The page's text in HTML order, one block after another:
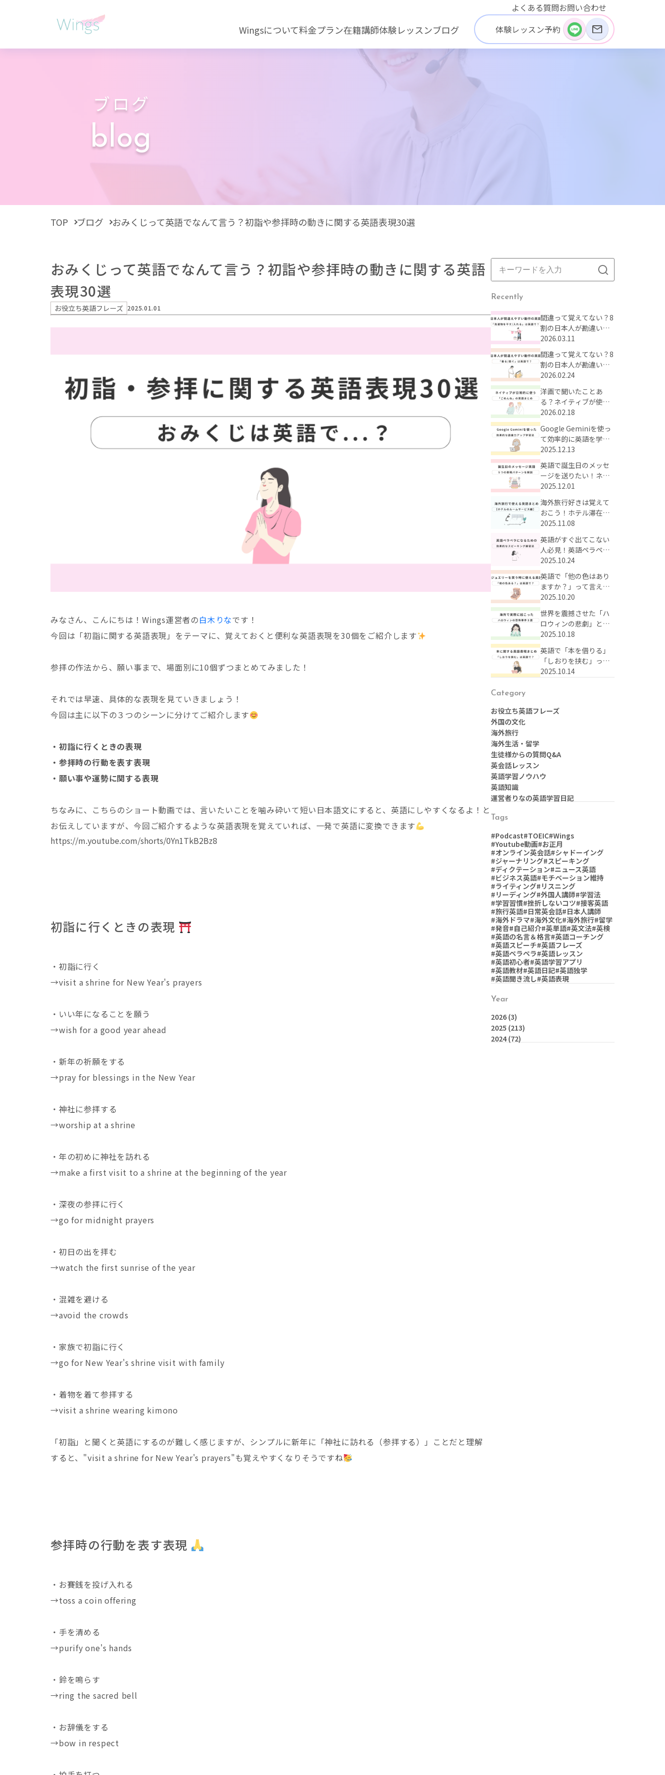
よくある質問お問い合わせ
Wingsについて料金プラン在籍講師体験レッスンブログ 体験レッスン予約
ブログ
blog
TOP ブログ おみくじって英語でなんて言う？初詣や参拝時の動きに関する英語表現30選
おみくじって英語でなんて言う？初詣や参拝時の動きに関する英語
表現30選
お役立ち英語フレーズ 2025.01.01
みなさん、こんにちは！Wings運営者の白木りなです！
今回は「初詣に関する英語表現」をテーマに、覚えておくと便利な英語表現を30個をご紹介します
参拝の作法から、願い事まで、場面別に10個ずつまとめてみました！
それでは早速、具体的な表現を見ていきましょう！
今回は主に以下の３つのシーンに分けてご紹介します
・初詣に行くときの表現
・参拝時の行動を表す表現
・願い事や運勢に関する表現
ちなみに、こちらのショート動画では、言いたいことを噛み砕いて短い日本語文にすると、英語にしやすくなるよ！と
お伝えしていますが、今回ご紹介するような英語表現を覚えていれば、一発で英語に変換できます
https://m.youtube.com/shorts/0Yn1TkB2Bz8
初詣に行くときの表現
・初詣に行く
→visit a shrine for New Year's prayers
・いい年になることを願う
→wish for a good year ahead
・新年の祈願をする
→pray for blessings in the New Year
・神社に参拝する
→worship at a shrine
・年の初めに神社を訪れる
→make a first visit to a shrine at the beginning of the year
・深夜の参拝に行く
→go for midnight prayers
・初日の出を拝む
→watch the first sunrise of the year
・混雑を避ける
→avoid the crowds
・家族で初詣に行く
→go for New Year's shrine visit with family
・着物を着て参拝する
→visit a shrine wearing kimono
「初詣」と聞くと英語にするのが難しく感じますが、シンプルに新年に「神社に訪れる（参拝する）」ことだと理解
すると、"visit a shrine for New Year's prayers"も覚えやすくなりそうですね
参拝時の行動を表す表現
・お賽銭を投げ入れる
→toss a coin offering
・手を清める
→purify one's hands
・鈴を鳴らす
→ring the sacred bell
・お辞儀をする
→bow in respect
Recently
間違って覚えてない？8
割の日本人が勘違いし
がちな動作の英語表現
2026.03.11
間違って覚えてない？8
割の日本人が勘違いし
がちな動作の英語表現
2026.02.24
洋画で聞いたことあ
る？ネイティブが使う
「ごめんね」の英語表
2026.02.18
Google Geminiを使っ
て効率的に英語を学ぼ
う！時短で英単語が身
とは？
2025.12.13
英語で誕生日のメッセ
ージを送りたい！ネイ
ティブも使うかっこい
てご紹介
2025.12.01
海外旅行好きは覚えて
おこう！ホテル滞在中
のルームサービスに使
2025.11.08
英語がすぐ出てこない
人必見！英語ペラペラ
に近づくための効果的
2025.10.24
英語で「他の色はあり
ますか？」って言え
る？海外のジュエリー
フレーズまとめ
2025.10.20
世界を震撼させた「ハ
ロウィンの悲劇」と
は？海外で実際にあっ
2025.10.18
英語で「本を借りる」
「しおりを挟む」って
なんて言う？本に関す
2025.10.14
Category
お役立ち英語フレーズ
外国の文化
海外旅行
海外生活・留学
生徒様からの質問Q&A
英会話レッスン
英語学習ノウハウ
英語知識
運営者りなの英語学習日記
Tags
#Podcast#TOEIC#Wings
#Youtube動画#お正月
#オンライン英会話#シャドーイング
#ジャーナリング#スピーキング
#ディクテーション#ニュース英語
#ビジネス英語#モチベーション維持
#ライティング#リスニング
#リーディング#外国人講師#学習法
#学習習慣#挫折しないコツ#接客英語
#旅行英語#日常英会話#日本人講師
#海外ドラマ#海外文化#海外旅行#留学
#発音#自己紹介#英単語#英文法#英検
#英語の名言＆格言#英語コーチング
#英語スピーチ#英語フレーズ
#英語ペラペラ#英語レッスン
#英語初心者#英語学習アプリ
#英語教材#英語日記#英語独学
#英語聞き流し#英語表現
Year
2026 (3)
2025 (213)
2024(72)